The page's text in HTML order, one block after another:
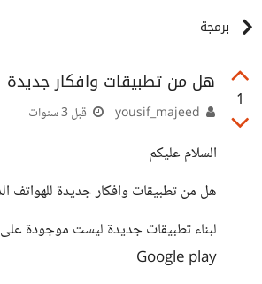
برمجة
1
هل من تطبيقات وافكار جديدة
قبل 3 سنوات
السلام عليكم
هل من تطبيقات وافكار جديدة للهواتف
Google play